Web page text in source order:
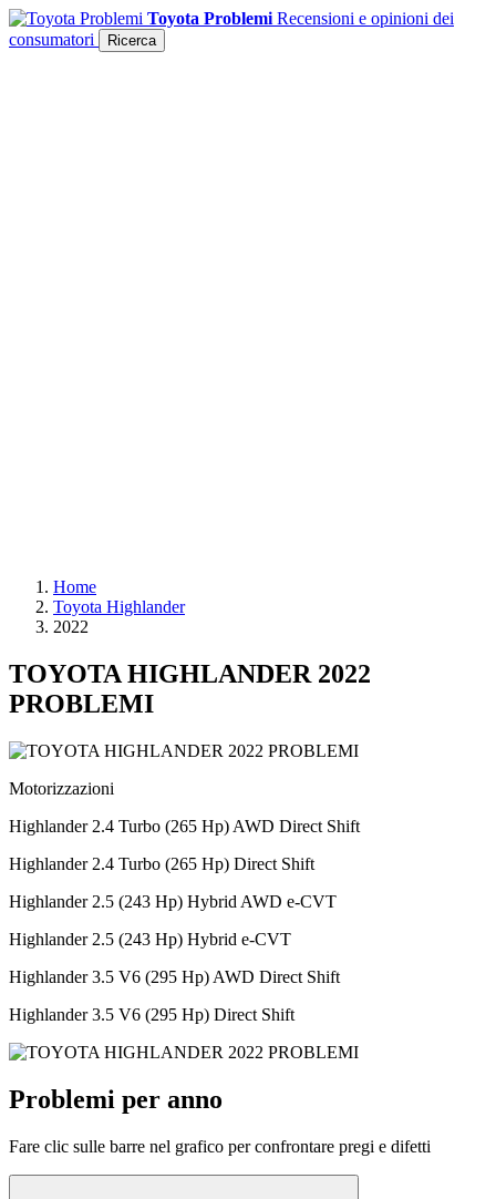
Toyota Problemi Recensioni e opinioni dei
consumatori
Ricerca
Home
Toyota Highlander
2022
TOYOTA HIGHLANDER 2022
PROBLEMI
Motorizzazioni
Highlander 2.4 Turbo (265 Hp) AWD Direct Shift
Highlander 2.4 Turbo (265 Hp) Direct Shift
Highlander 2.5 (243 Hp) Hybrid AWD e-CVT
Highlander 2.5 (243 Hp) Hybrid e-CVT
Highlander 3.5 V6 (295 Hp) AWD Direct Shift
Highlander 3.5 V6 (295 Hp) Direct Shift
Problemi per anno
Fare clic sulle barre nel grafico per confrontare pregi e difetti